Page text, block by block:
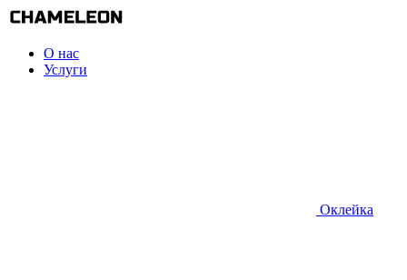
О нас
Услуги
Оклейка